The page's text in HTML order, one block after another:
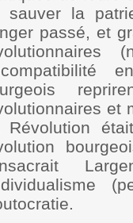
sauver la
passé, et
et
Révolution